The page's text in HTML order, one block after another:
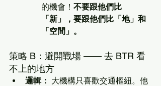
的機會！ 不要跟他們比
「新」，要跟他們比「地」和
「空間」。
策略 B：避開戰場 —— 去 BTR 看
不上的地方
邏輯： 大機構只喜歡交通樞紐。他